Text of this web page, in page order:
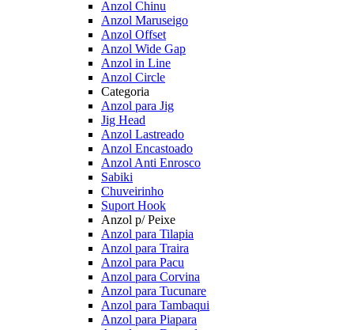
Anzol Chinu
Anzol Maruseigo
Anzol Offset
Anzol Wide Gap
Anzol in Line
Anzol Circle
Categoria
Anzol para Jig
Jig Head
Anzol Lastreado
Anzol Encastoado
Anzol Anti Enrosco
Sabiki
Chuveirinho
Suport Hook
Anzol p/ Peixe
Anzol para Tilapia
Anzol para Traira
Anzol para Pacu
Anzol para Corvina
Anzol para Tucunare
Anzol para Tambaqui
Anzol para Piapara